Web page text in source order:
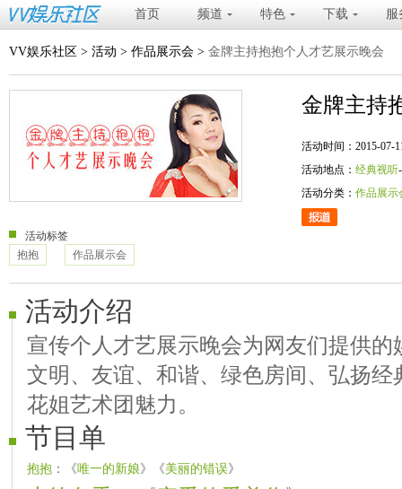
首页 频道 特色 下载 服
VV娱乐社区 > 活动 > 作品展示会 > 金牌主持抱抱个人才艺展示晚会
金牌主持
活动时间：2015-07-
活动地点： 经典视听
活动分类： 作品展示
活动标签
抱抱
作品展示会
活动介绍
宣传个人才艺展示晚会为网友们提供
文明、友谊、和谐、绿色房间、弘扬
花姐艺术团魅力。
节目单
抱抱 ：《唯一的新娘》《美丽的错误》